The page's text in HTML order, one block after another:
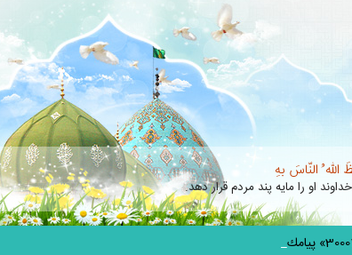
النّاسَ بهِ
او را مايه پند مردم قرار دهد.